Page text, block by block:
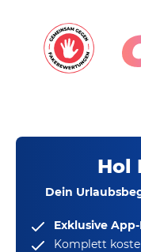
Hol
Dein
Exklusive
Komplett